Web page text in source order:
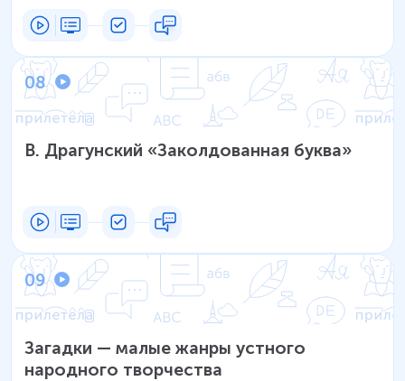
08
В. Драгунский «Заколдованная буква»
09
Загадки — малые жанры устного
народного творчества